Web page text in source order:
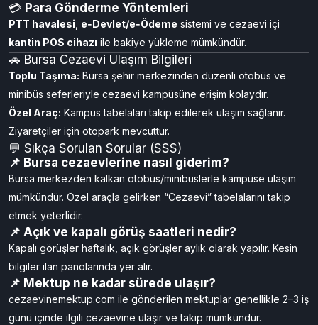
💳 Para Gönderme Yöntemleri
PTT havalesi e‑Devlet/e‑Ödeme sistemi ve cezaevi içi
kantin POS cihazı ile bakiye yükleme mümkündür.
🚗 Bursa Cezaevi Ulaşım Bilgileri
Toplu Taşıma: Bursa şehir merkezinden düzenli otobüs ve
minibüs seferleriyle cezaevi kampüsüne erişim kolaydır.
Özel Araç: Kampüs tabelaları takip edilerek ulaşım sağlanır.
Ziyaretçiler için otopark mevcuttur.
💬 Sıkça Sorulan Sorular (SSS)
📌 Bursa cezaevlerine nasıl giderim?
Bursa merkezden kalkan otobüs/minibüslerle kampüse ulaşım
mümkündür. Özel araçla gelirken “Cezaevi” tabelalarını takip
etmek yeterlidir.
📌 Açık ve kapalı görüş saatleri nedir?
Kapalı görüşler haftalık, açık görüşler aylık olarak yapılır. Kesin
bilgiler ilan panolarında yer alır.
📌 Mektup ne kadar sürede ulaşır?
cezaevinemektup.com ile gönderilen mektuplar genellikle 2–3 iş
günü içinde ilgili cezaevine ulaşır ve takip mümkündür.